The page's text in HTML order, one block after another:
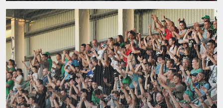
Tovább olvasom...